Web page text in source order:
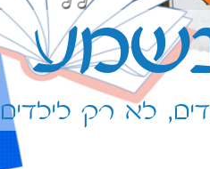
לא רק לילדים